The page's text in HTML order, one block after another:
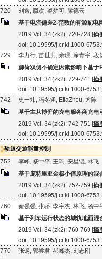
720
刘鑫, 滕欢, 梁梦可, 滕德云
基于电流偏差2-范数的有源配电
2019 Vol. 34 (zk2): 720-728 [摘
doi: 10.19595/j.cnki.1000-
729
李力行, 苗世洪, 余璟, 涂青宇, 段
源荷双侧不确定因素影响下基
2019 Vol. 34 (zk2): 729-741 [摘
doi: 10.19595/j.cnki.1000-
742
史一炜, 冯冬涵, EllaZhou, 方陈
基于主从博弈的充电服务商充电
2019 Vol. 34 (zk2): 742-751 [摘
doi: 10.19595/j.cnki.1000-
轨道交通能量控制
752
李峰, 杨中平, 王玙, 安星锟, 林飞
基于庞特里亚金极小值原理的混
2019 Vol. 34 (zk2): 752-759 [摘
doi: 10.19595/j.cnki.1000-
760
秦强强, 张骄, 李宇杰, 林飞, 杨中
基于列车运行状态的城轨地面混
2019 Vol. 34 (zk2): 760-769 [摘
doi: 10.19595/j.cnki.1000-
770
张钢, 郭尝君, 郝峰杰, 刘志刚